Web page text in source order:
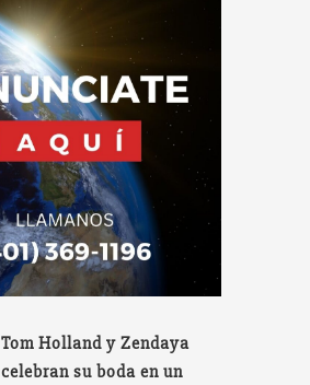
Tom Holland y Zendaya
celebran su boda en un